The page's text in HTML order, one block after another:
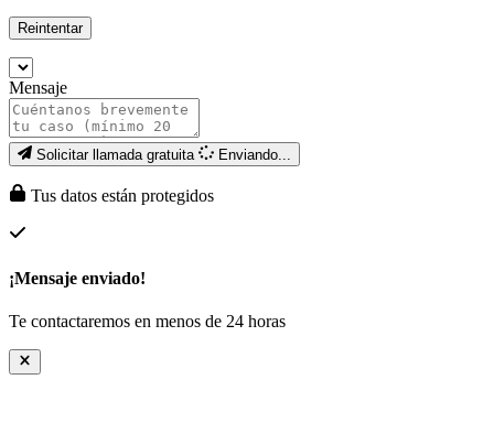
Reintentar
Mensaje
Solicitar llamada gratuita Enviando...
Tus datos están protegidos
¡Mensaje enviado!
Te contactaremos en menos de 24 horas